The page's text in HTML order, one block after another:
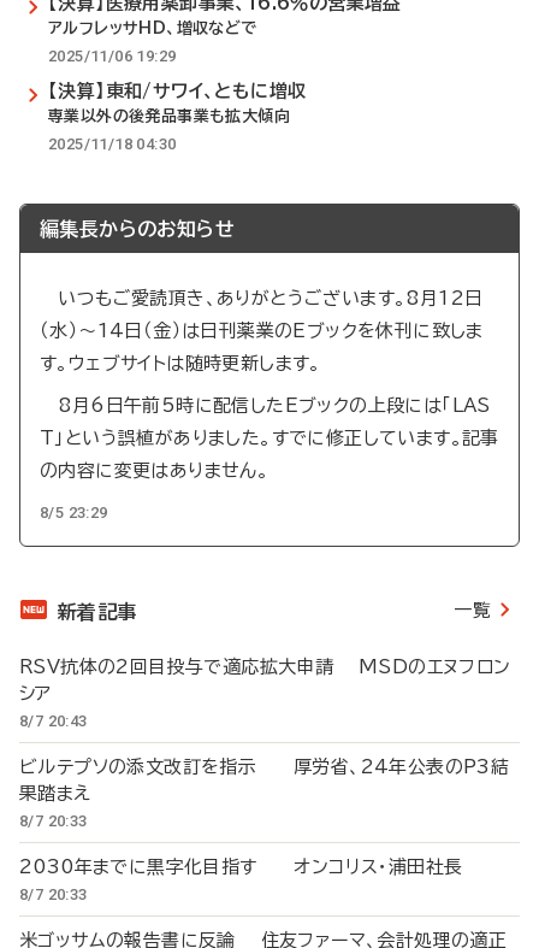
アルフレッサHD、増収などで
2025/11/06 19:29
【決算】東和/サワイ、ともに増収
専業以外の後発品事業も拡大傾向
2025/11/18 04:30
編集長からのお知らせ
いつもご愛読頂き、ありがとうございます。8月12日
（水）～14日（金）は日刊薬業のEブックを休刊に致しま
す。ウェブサイトは随時更新します。
8月6日午前5時に配信したEブックの上段には「LAS
T」という誤植がありました。すでに修正しています。記事
の内容に変更はありません。
8/5 23:29
新着記事 一覧
RSV抗体の2回目投与で適応拡大申請 MSDのエヌフロン
シア
8/7 20:43
ビルテプソの添文改訂を指示 厚労省、24年公表のP3結
果踏まえ
8/7 20:33
2030年までに黒字化目指す オンコリス・浦田社長
8/7 20:33
米ゴッサムの報告書に反論 住友ファーマ、会計処理の適正